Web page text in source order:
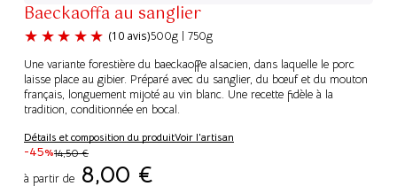
Baeckaoffa au sanglier
(10 avis)
500g | 750g
Une variante forestière du baeckaoffe alsacien, dans laquelle le porc
laisse place au gibier. Préparé avec du sanglier, du bœuf et du mouton
français, longuement mijoté au vin blanc. Une recette fidèle à la
tradition, conditionnée en bocal.
Détails et composition du produitVoir l'artisan
-45%14,50€
à partir de 8,00 €